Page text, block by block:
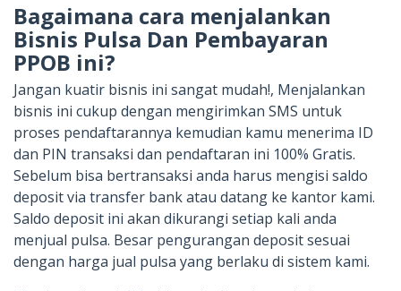
Bagaimana cara menjalankan
Bisnis Pulsa Dan Pembayaran
PPOB ini?
Jangan kuatir bisnis ini sangat mudah!, Menjalankan
bisnis ini cukup dengan mengirimkan SMS untuk
proses pendaftarannya kemudian kamu menerima ID
dan PIN transaksi dan pendaftaran ini 100% Gratis.
Sebelum bisa bertransaksi anda harus mengisi saldo
deposit via transfer bank atau datang ke kantor kami.
Saldo deposit ini akan dikurangi setiap kali anda
menjual pulsa. Besar pengurangan deposit sesuai
dengan harga jual pulsa yang berlaku di sistem kami.